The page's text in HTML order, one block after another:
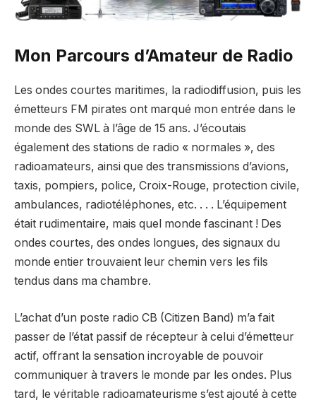
Mon Parcours d’Amateur de Radio
Les ondes courtes maritimes, la radiodiffusion, puis les
émetteurs FM pirates ont marqué mon entrée dans le
monde des SWL à l’âge de 15 ans. J’écoutais
également des stations de radio « normales », des
radioamateurs, ainsi que des transmissions d’avions,
taxis, pompiers, police, Croix-Rouge, protection civile,
ambulances, radiotéléphones, etc. . . . L’équipement
était rudimentaire, mais quel monde fascinant ! Des
ondes courtes, des ondes longues, des signaux du
monde entier trouvaient leur chemin vers les fils
tendus dans ma chambre.
L’achat d’un poste radio CB (Citizen Band) m’a fait
passer de l’état passif de récepteur à celui d’émetteur
actif, offrant la sensation incroyable de pouvoir
communiquer à travers le monde par les ondes. Plus
tard, le véritable radioamateurisme s’est ajouté à cette